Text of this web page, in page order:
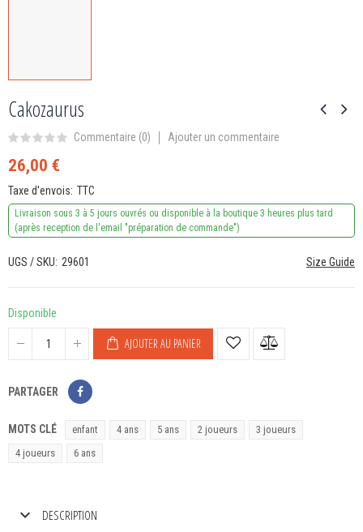
Cakozaurus
Commentaire (0) Ajouter un commentaire
26,00 €
Taxe d'envois TTC
Livraison sous 3 à 5 jours ouvrés ou disponible à la boutique 3 heures plus tard
(après reception de l'email "préparation de commande")
Size Guide
UGS / SKU 29601
Disponible
AJOUTER AU PANIER
PARTAGER
MOTS CLÉ enfant 4 ans 5 ans 2 joueurs
3 joueurs
4 joueurs
6 ans
DESCRIPTION